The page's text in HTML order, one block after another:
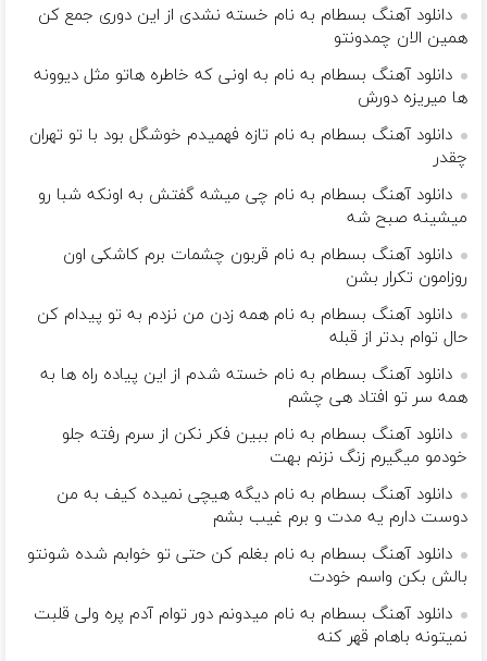
دانلود آهنگ بسطام به نام خسته نشدی از این دوری جمع کن
همین الان چمدونتو
دانلود آهنگ بسطام به نام به اونی که خاطره هاتو مثل دیوونه
ها میریزه دورش
دانلود آهنگ بسطام به نام تازه فهمیدم خوشگل بود با تو تهران
چقدر
دانلود آهنگ بسطام به نام چی میشه گفتش به اونکه شبا رو
میشینه صبح شه
دانلود آهنگ بسطام به نام قربون چشمات برم کاشکی اون
روزامون تکرار بشن
دانلود آهنگ بسطام به نام همه زدن من نزدم به تو پیدام کن
حال توام بدتر از قبله
دانلود آهنگ بسطام به نام خسته شدم از این پیاده راه ها به
همه سر تو افتاد هی چشم
دانلود آهنگ بسطام به نام ببین فکر نکن از سرم رفته جلو
خودمو میگیرم زنگ نزنم بهت
دانلود آهنگ بسطام به نام دیگه هیچی نمیده کیف به من
دوست دارم یه مدت و برم غیب بشم
دانلود آهنگ بسطام به نام بغلم کن حتی تو خوابم شده شونتو
بالش بکن واسم خودت
دانلود آهنگ بسطام به نام میدونم دور توام آدم پره ولی قلبت
نمیتونه باهام قهر کنه